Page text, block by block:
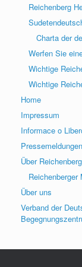
Reichenberg
Charta der
Werfen Sie
Wichtige
Wichtige
Home
Impressum
Informace o
Pressemeldungen
Über Reichenberg
Reichenberger
Über uns
Verband der